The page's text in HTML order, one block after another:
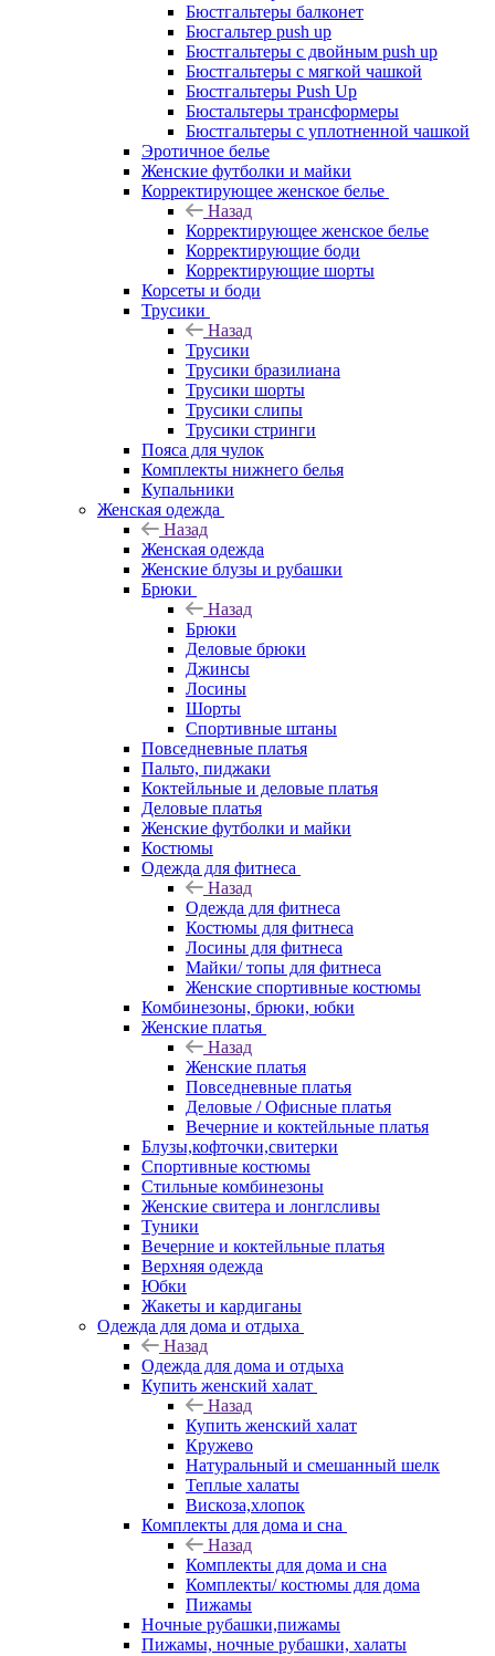
Бюстгальтеры балконет
Бюсгальтер push up
Бюстгальтеры с двойным push up
Бюстгальтеры с мягкой чашкой
Бюстгальтеры Push Up
Бюстальтеры трансформеры
Бюстгальтеры с уплотненной чашкой
Эротичное белье
Женские футболки и майки
Корректирующее женское белье
Назад
Корректирующее женское белье
Корректирующие боди
Корректирующие шорты
Корсеты и боди
Трусики
Назад
Трусики
Трусики бразилиана
Трусики шорты
Трусики слипы
Трусики стринги
Пояса для чулок
Комплекты нижнего белья
Купальники
Женская одежда
Назад
Женская одежда
Женские блузы и рубашки
Брюки
Назад
Брюки
Деловые брюки
Джинсы
Лосины
Шорты
Спортивные штаны
Повседневные платья
Пальто, пиджаки
Коктейльные и деловые платья
Деловые платья
Женские футболки и майки
Костюмы
Одежда для фитнеса
Назад
Одежда для фитнеса
Костюмы для фитнеса
Лосины для фитнеса
Майки/ топы для фитнеса
Женские спортивные костюмы
Комбинезоны, брюки, юбки
Женские платья
Назад
Женские платья
Повседневные платья
Деловые / Офисные платья
Вечерние и коктейльные платья
Блузы,кофточки,свитерки
Спортивные костюмы
Стильные комбинезоны
Женские свитера и лонглсливы
Туники
Вечерние и коктейльные платья
Верхняя одежда
Юбки
Жакеты и кардиганы
Одежда для дома и отдыха
Назад
Одежда для дома и отдыха
Купить женский халат
Назад
Купить женский халат
Кружево
Натуральный и смешанный шелк
Теплые халаты
Вискоза,хлопок
Комплекты для дома и сна
Назад
Комплекты для дома и сна
Комплекты/ костюмы для дома
Пижамы
Ночные рубашки,пижамы
Пижамы, ночные рубашки, халаты